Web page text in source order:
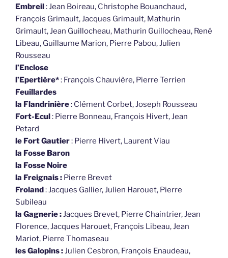
Embreil: Jean Boireau, Christophe Bouanchaud,
François Grimault, Jacques Grimault, Mathurin
Grimault, Jean Guillocheau, Mathurin Guillocheau, René
Libeau, Guillaume Marion, Pierre Pabou, Julien
Rousseau
l’Enclose
l’Epertière*: François Chauvière, Pierre Terrien
Feuillardes
la Flandrinière: Clément Corbet, Joseph Rousseau
Fort-Ecul: Pierre Bonneau, François Hivert, Jean
Petard
le Fort Gautier: Pierre Hivert, Laurent Viau
la Fosse Baron
la Fosse Noire
la Freignais : Pierre Brevet
Froland: Jacques Gallier, Julien Harouet, Pierre
Subileau
la Gagnerie :Jacques Brevet, Pierre Chaintrier, Jean
Florence, Jacques Harouet, François Libeau, Jean
Mariot, Pierre Thomaseau
les Galopins :Julien Cesbron, François Enaudeau,